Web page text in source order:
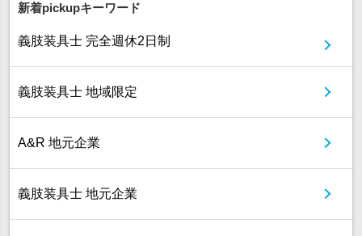
新着pickupキーワード
義肢装具士 完全週休2日制
義肢装具士 地域限定
A&R 地元企業
義肢装具士 地元企業